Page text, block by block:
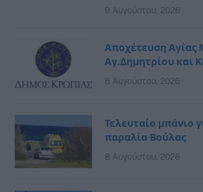
9 Αυγούστου, 2026
Αποχέτευση Αγίας
Αγ.Δημητρίου και
8 Αυγούστου, 2026
Τελευταίο μπάνιο
παραλία Βούλας
8 Αυγούστου, 2026